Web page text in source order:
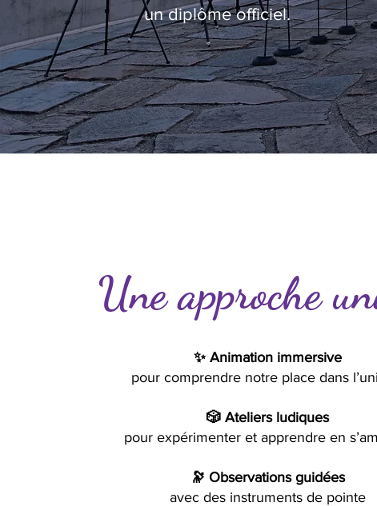
un diplôme officiel.
Une approche
✨ Animation immersive
pour comprendre notre place dans
🎲 Ateliers ludiques
pour expérimenter et apprendre en
🔭 Observations guidées
avec des instruments de pointe